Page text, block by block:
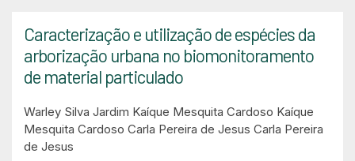
Caracterização e utilização de espécies da
arborização urbana no biomonitoramento
de material particulado
Warley Silva Jardim Kaíque Mesquita Cardoso Kaíque
Mesquita Cardoso Carla Pereira de Jesus Carla Pereira
de Jesus